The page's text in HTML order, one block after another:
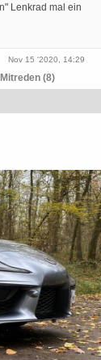
Lenkrad mal ein
Nov 15 '2020, 14:29
Mitreden (8)